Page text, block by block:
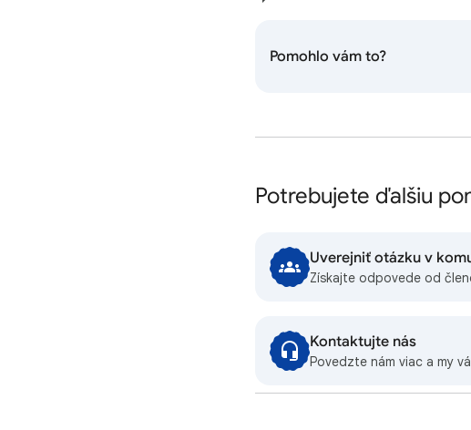
Pomohlo vám to?
Potrebujete ďalšiu
Uverejniť otázku v
Získajte odpovede od
Kontaktujte nás
Povedzte nám viac a my